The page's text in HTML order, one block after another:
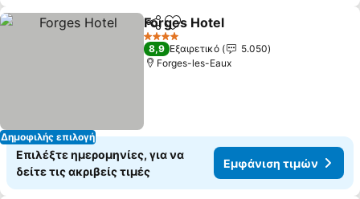
Δημοφιλής επιλογή
Κοινοποίηση
Προσθήκη στα αγαπημένα
Forges Hotel
4 Αστέρια
8,9 Εξαιρετικό
5.050
Forges-les-Eaux
Επιλέξτε ημερομηνίες, για να
δείτε τις ακριβείς τιμές
Εμφάνιση τιμών